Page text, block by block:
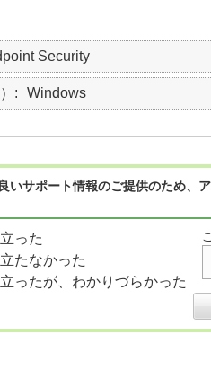
Security
Windows
良いサポート情報のご提供のため
った
たなかった
ったが、わかりづらかった